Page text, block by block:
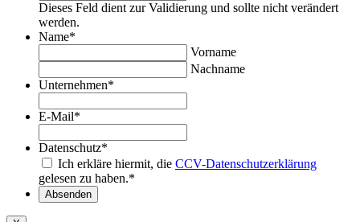
Dieses Feld dient zur Validierung und sollte nicht verändert
werden.
Name*
Vorname
Nachname
Unternehmen*
E-Mail*
Datenschutz*
Ich erkläre hiermit, die CCV-Datenschutzerklärung
gelesen zu haben.*
Absenden